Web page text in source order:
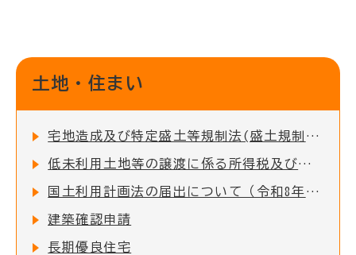
土地・住まい
宅地造成及び特定盛土等規制法(盛土規制法)について
低未利用土地等の譲渡に係る所得税及び個人住民税の特例措置に必要な確認書の発行について
国土利用計画法の届出について（令和8年4月1日改正）
建築確認申請
長期優良住宅